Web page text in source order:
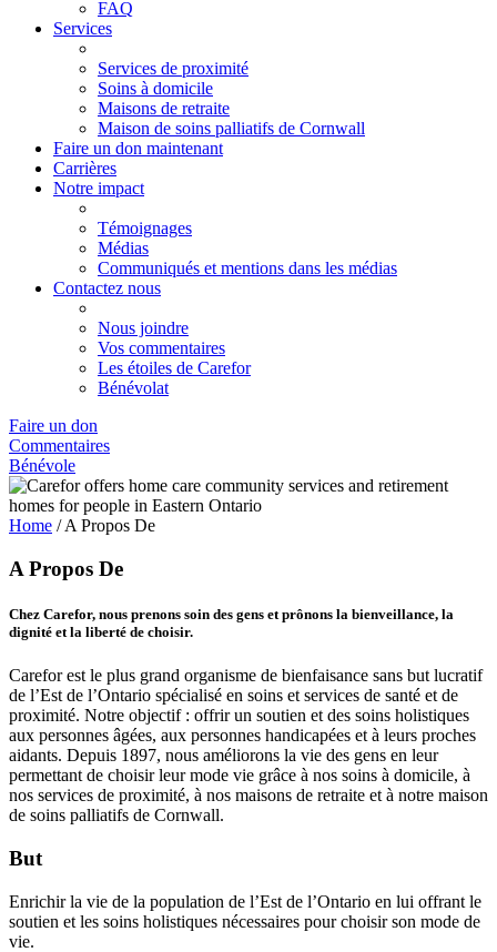
FAQ
Services
Services de proximité
Soins à domicile
Maisons de retraite
Maison de soins palliatifs de Cornwall
Faire un don maintenant
Carrières
Notre impact
Témoignages
Médias
Communiqués et mentions dans les médias
Contactez nous
Nous joindre
Vos commentaires
Les étoiles de Carefor
Bénévolat
Faire un don
Commentaires
Bénévole
Home /A Propos De
A Propos De
Chez Carefor, nous prenons soin des gens et prônons la bienveillance, la
dignité et la liberté de choisir.
Carefor est le plus grand organisme de bienfaisance sans but lucratif
de l’Est de l’Ontario spécialisé en soins et services de santé et de
proximité. Notre objectif : offrir un soutien et des soins holistiques
aux personnes âgées, aux personnes handicapées et à leurs proches
aidants. Depuis 1897, nous améliorons la vie des gens en leur
permettant de choisir leur mode vie grâce à nos soins à domicile, à
nos services de proximité, à nos maisons de retraite et à notre maison
de soins palliatifs de Cornwall.
But
Enrichir la vie de la population de l’Est de l’Ontario en lui offrant le
soutien et les soins holistiques nécessaires pour choisir son mode de
vie.